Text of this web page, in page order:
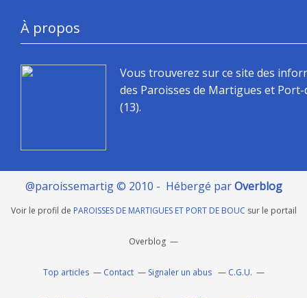
À propos
Vous trouverez sur ce site des
des Paroisses de Martigues et
(13).
@paroissemartig © 2010 - Hébergé parOverblog
Voir le profil de PAROISSES DE MARTIGUES ET PORT DE BOUC sur le portail
Overblog
Top articles Contact Signaler un abus C.G.U.